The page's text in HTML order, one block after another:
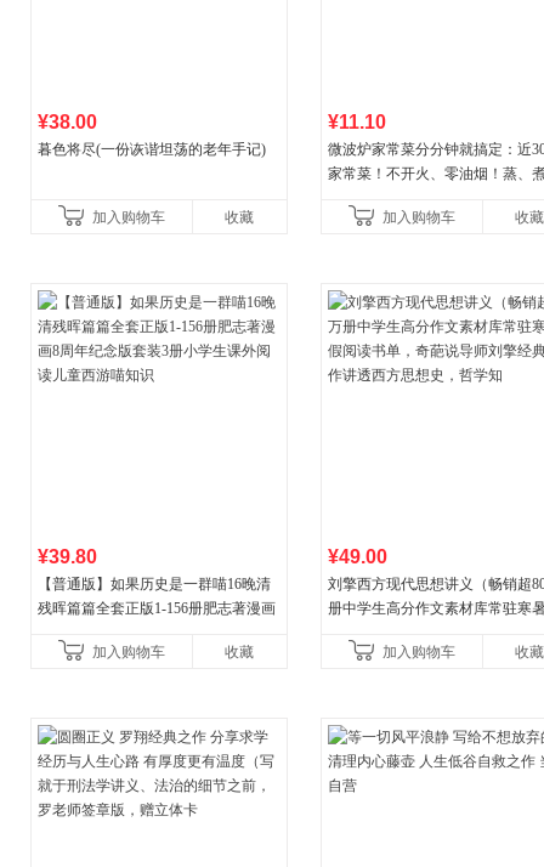
¥38.00
暮色将尽(一份诙谐坦荡的老年手记)
加入购物车 收藏
¥11.10
微波炉家常菜分分钟就搞定：近
家常菜！不开火、零油烟！蒸、
让美味跃然眼前、操
加入购物车 收藏
¥39.80
【普通版】如果历史是一群喵16晚清
残晖篇篇全套正版1-156册肥志著漫画
儿童西游喵知识
加入购物车 收藏
¥49.00
刘擎西方现代思想讲义（畅销超
册中学生高分作文素材库常驻寒
讲透西方思想史，哲学知
加入购物车 收藏